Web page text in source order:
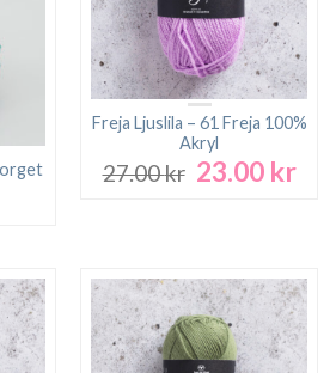
Freja Ljuslila – 61 Freja 100%
Akryl
27.00kr Det
23.00 krDet